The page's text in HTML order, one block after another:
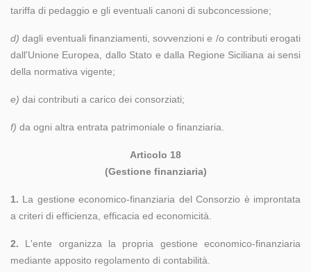
tariffa di pedaggio e gli eventuali canoni di subconcessione;
d) dagli eventuali finanziamenti, sovvenzioni e /o contributi erogati
dall'Unione Europea, dallo Stato e dalla Regione Siciliana ai sensi
della normativa vigente;
e) dai contributi a carico dei consorziati;
f) da ogni altra entrata patrimoniale o finanziaria.
Articolo 18
(Gestione finanziaria)
1. La gestione economico-finanziaria del Consorzio è improntata
a criteri di efficienza, efficacia ed economicità.
2. L'ente organizza la propria gestione economico-finanziaria
mediante apposito regolamento di contabilità.